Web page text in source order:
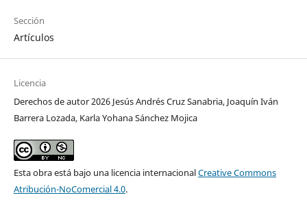
Sección
Artículos
Licencia
Derechos de autor 2026 Jesús Andrés Cruz Sanabria, Joaquín Iván
Barrera Lozada, Karla Yohana Sánchez Mojica
Esta obra está bajo una licencia internacionalCreative Commons
Atribución-NoComercial 4.0.